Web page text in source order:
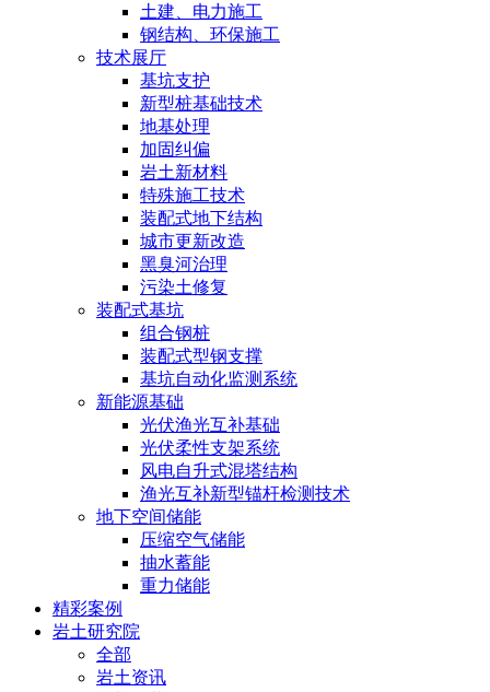
土建、电力施工
钢结构、环保施工
技术展厅
基坑支护
新型桩基础技术
地基处理
加固纠偏
岩土新材料
特殊施工技术
装配式地下结构
城市更新改造
黑臭河治理
污染土修复
装配式基坑
组合钢桩
装配式型钢支撑
基坑自动化监测系统
新能源基础
光伏渔光互补基础
光伏柔性支架系统
风电自升式混塔结构
渔光互补新型锚杆检测技术
地下空间储能
压缩空气储能
抽水蓄能
重力储能
精彩案例
岩土研究院
全部
岩土资讯